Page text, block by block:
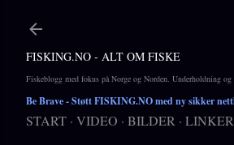
FISKING.NO - ALT OM FISKE
Fiskeblogg med fokus på Norge og Norden. Underholdning
Be Brave- Støtt FISKING.NO med ny sikker
START VIDEO BILDER LINKER